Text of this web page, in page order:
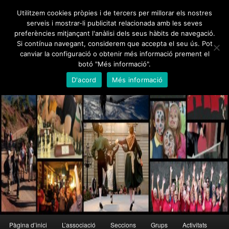
content
secondary
contentFoment Martinenc
Creu de Sant Jordi 1995, Medalla d'Honor de Barcelona 2012
Pàgina d’inici L’associació Seccions Grups Activitats
Utilitzem cookies pròpies i de tercers per millorar els nostres
serveis i mostrar-li publicitat relacionada amb les seves
preferències mitjançant l'anàlisi dels seus hàbits de navegació.
Si contínua navegant, considerem que accepta el seu ús. Pot
canviar la configuració o obtenir més informació prement el
botó "Més informació".
D'acord
Més informació